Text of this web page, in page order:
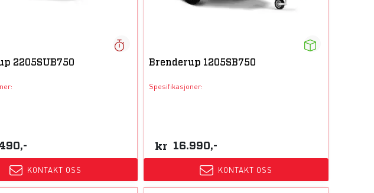
2205SUB750
KONTAKT OSS
Brenderup 1205SB750
Spesifikasjoner:
kr 16.990,-
KONTAKT OSS